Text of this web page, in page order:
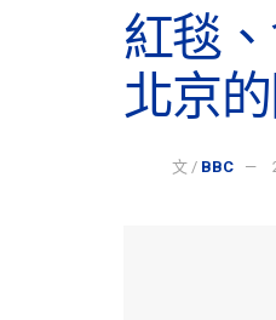
紅毯
北京
文 / BBC